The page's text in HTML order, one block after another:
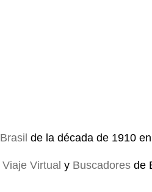
Brasil de la década de 1910 en
Viaje Virtual y Buscadores de